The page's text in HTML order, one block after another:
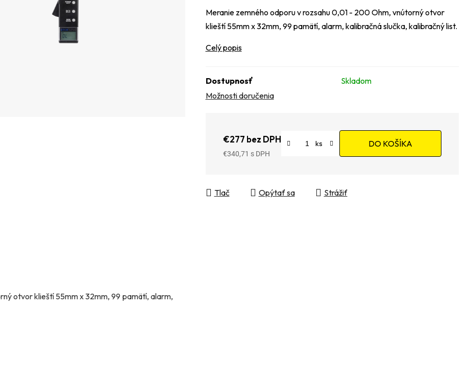
Meranie zemného odporu v rozsahu 0,01 - 200 Ohm, vnútorný otvor
klieští 55mm x 32mm, 99 pamätí, alarm, kalibračná slučka, kalibračný list.
Celý popis
Dostupnosť
Skladom
Možnosti doručenia
€277 bez DPH
€340,71
DO KOŠÍKA
Tlač Opýtať sa Strážiť
otvor klieští 55mm x 32mm, 99 pamätí, alarm,